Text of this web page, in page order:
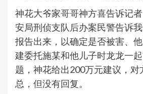
神花大爷家哥哥神方喜告诉记
安局刑侦支队后办案民警告诉
报告出来，以确定是否被害、
建委托施某和他儿子时龙龙一
题，神花给出200万元建议，对
总，但没有回复。